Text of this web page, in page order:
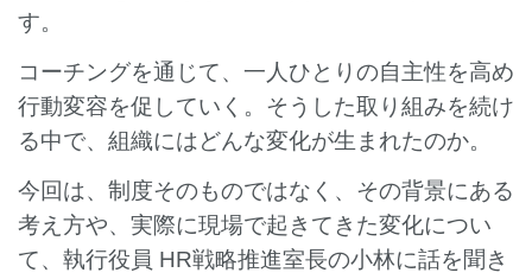
す。
コーチングを通じて、一人ひとりの自主性を高め
行動変容を促していく。そうした取り組みを続け
る中で、組織にはどんな変化が生まれたのか。
今回は、制度そのものではなく、その背景にある
考え方や、実際に現場で起きてきた変化につい
て、執行役員 HR戦略推進室長の小林に話を聞き